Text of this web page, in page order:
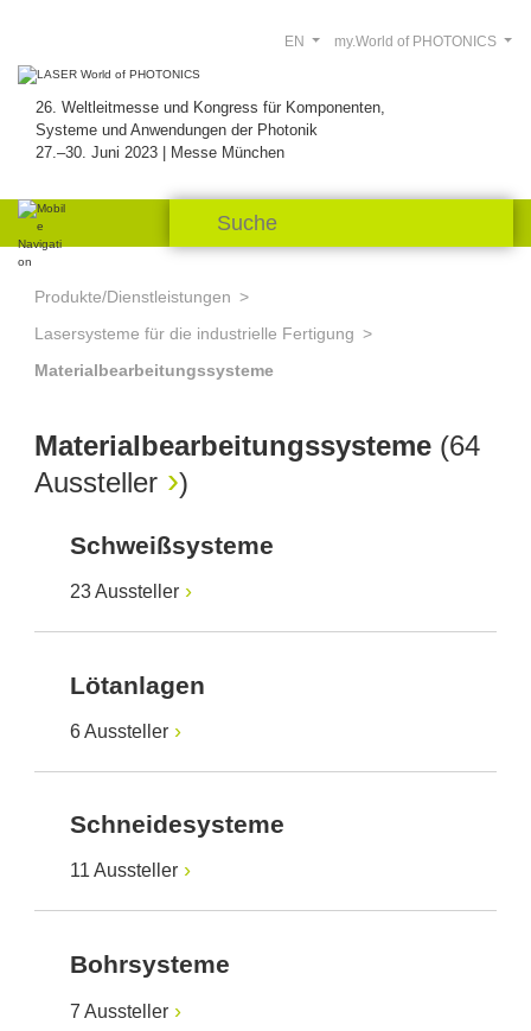
26. Weltleitmesse und Kongress für Komponenten,
Systeme und Anwendungen der Photonik
27.–30. Juni 2023 | Messe München
my.World of PHOTONICS
EN
Produkte/Dienstleistungen
Lasersysteme für die industrielle Fertigung
Materialbearbeitungssysteme
Materialbearbeitungssysteme (64
Aussteller
)
Schweißsysteme
23 Aussteller
Lötanlagen
6 Aussteller
Schneidesysteme
11 Aussteller
Bohrsysteme
7 Aussteller